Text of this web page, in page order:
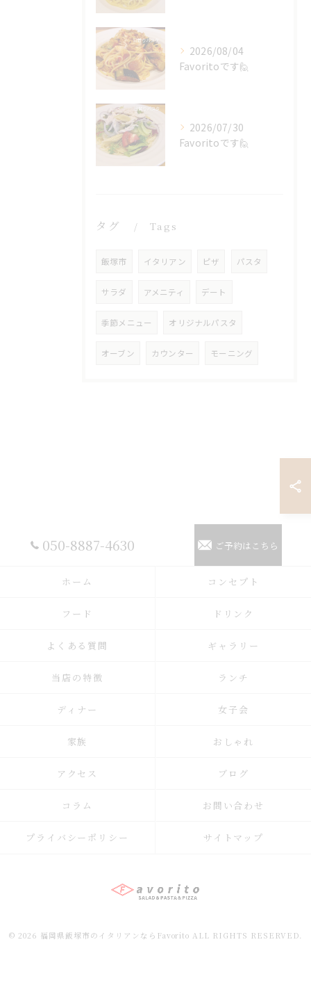
2026/08/04
Favoritoです🙋
2026/07/30
Favoritoです🙋
タグ Tags
飯塚市 イタリアン ピザ パスタ
サラダ アメニティ デート
季節メニュー オリジナルパスタ
オーブン カウンター モーニング
050-8887-4630 ご予約はこちら
ホーム コンセプト
フード ドリンク
よくある質問 ギャラリー
当店の特徴 ランチ
ディナー 女子会
家族 おしゃれ
アクセス ブログ
コラム お問い合わせ
プライバシーポリシー サイトマップ
© 2026 福岡県飯塚市のイタリアンならFavorito ALL RIGHTS RESERVED.